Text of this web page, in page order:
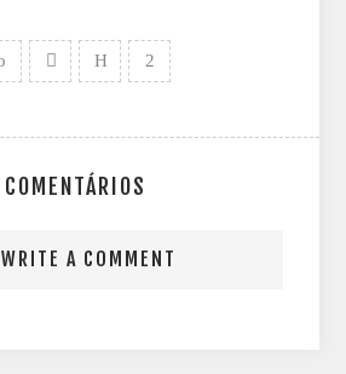
COMENTÁRIOS
WRITE A COMMENT